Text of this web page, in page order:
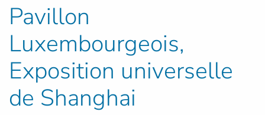
Pavillon
Luxembourgeois,
Exposition universelle
de Shanghai